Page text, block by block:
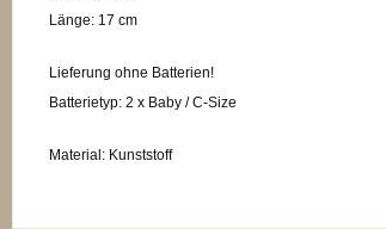
Länge: 17 cm
Lieferung ohne Batterien!
Batterietyp: 2 x Baby / C-Size
Material: Kunststoff